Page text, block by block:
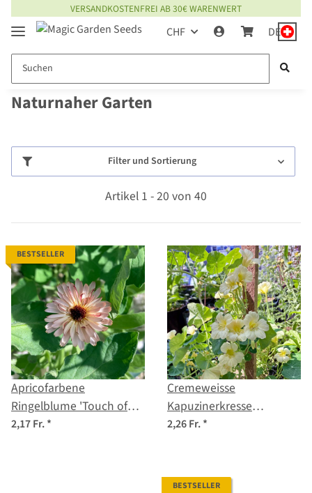
VERSANDKOSTENFREI AB 30€ WARENWERT
CHF DE
Naturnaher Garten
Filter und Sortierung
Artikel 1 - 20 von 40
BESTSELLER
Apricofarbene
Ringelblume 'Touch of
Red Buff' (Calendula
2,17 Fr.*
Cremeweisse
Kapuzinerkresse
'Milkmaid' (Tropaeolum
2,26 Fr.*
BESTSELLER